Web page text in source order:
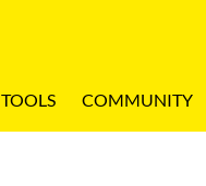
TOOLS COMMUNITY